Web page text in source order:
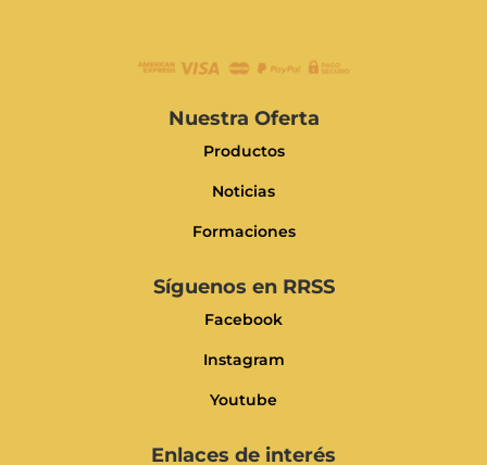
Nuestra Oferta
Productos
Noticias
Formaciones
Síguenos en RRSS
Facebook
Instagram
Youtube
Enlaces de interés